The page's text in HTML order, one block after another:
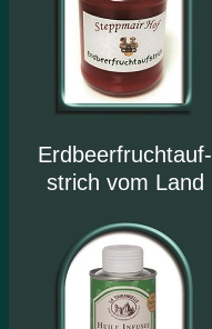
Erdbeerfruchtauf-
strich vom Land